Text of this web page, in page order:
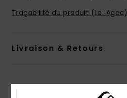
Traçabilité du produit (Loi Agec)
Livraison & Retours
Avis clients